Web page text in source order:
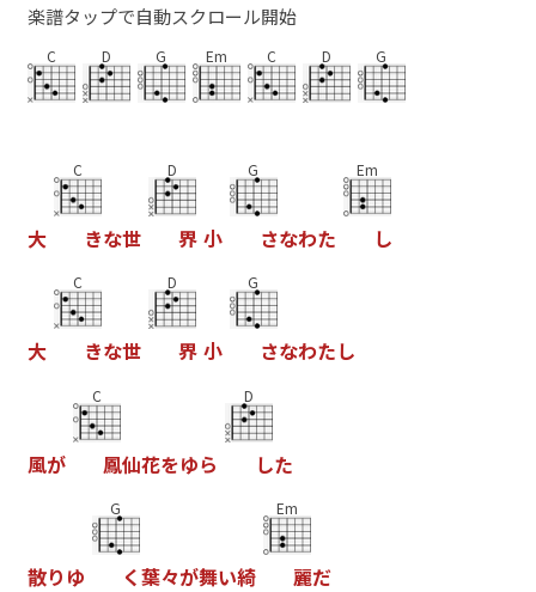
楽譜タップで自動スクロール開始
C D G Em C D G
大
C
きな世
D
界 小
G
さなわた
Em
し
大
C
きな世
D
界 小
G
さなわたし
風が
C
鳳仙花をゆら
D
した
散り ゆ
G
く葉々が舞い綺
Em
麗だ